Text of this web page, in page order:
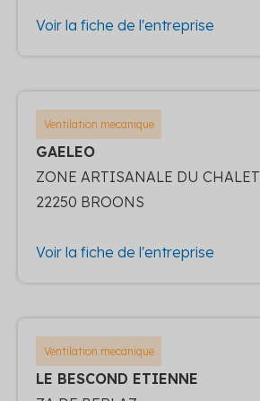
Voir la fiche de l'entreprise
Ventilation mecanique
GAELEO
ZONE ARTISANALE DU CHALET
22250 BROONS
Voir la fiche de l'entreprise
Ventilation mecanique
LE BESCOND ETIENNE